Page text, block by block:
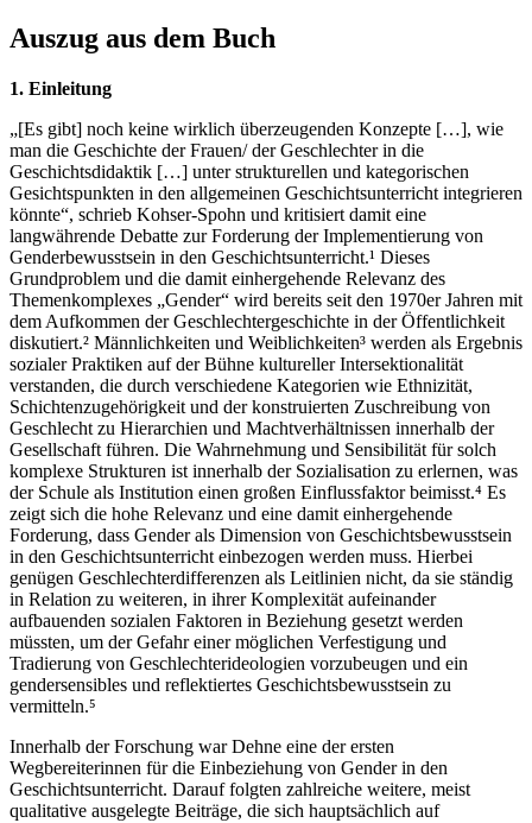
Auszug aus dem Buch
1. Einleitung
„[Es gibt] noch keine wirklich überzeugenden Konzepte […], wie
man die Geschichte der Frauen/ der Geschlechter in die
Geschichtsdidaktik […] unter strukturellen und kategorischen
Gesichtspunkten in den allgemeinen Geschichtsunterricht integrieren
könnte“, schrieb Kohser-Spohn und kritisiert damit eine
langwährende Debatte zur Forderung der Implementierung von
Genderbewusstsein in den Geschichtsunterricht.¹ Dieses
Grundproblem und die damit einhergehende Relevanz des
Themenkomplexes „Gender“ wird bereits seit den 1970er Jahren mit
dem Aufkommen der Geschlechtergeschichte in der Öffentlichkeit
diskutiert.² Männlichkeiten und Weiblichkeiten³ werden als Ergebnis
sozialer Praktiken auf der Bühne kultureller Intersektionalität
verstanden, die durch verschiedene Kategorien wie Ethnizität,
Schichtenzugehörigkeit und der konstruierten Zuschreibung von
Geschlecht zu Hierarchien und Machtverhältnissen innerhalb der
Gesellschaft führen. Die Wahrnehmung und Sensibilität für solch
komplexe Strukturen ist innerhalb der Sozialisation zu erlernen, was
der Schule als Institution einen großen Einflussfaktor beimisst.⁴ Es
zeigt sich die hohe Relevanz und eine damit einhergehende
Forderung, dass Gender als Dimension von Geschichtsbewusstsein
in den Geschichtsunterricht einbezogen werden muss. Hierbei
genügen Geschlechterdifferenzen als Leitlinien nicht, da sie ständig
in Relation zu weiteren, in ihrer Komplexität aufeinander
aufbauenden sozialen Faktoren in Beziehung gesetzt werden
müssten, um der Gefahr einer möglichen Verfestigung und
Tradierung von Geschlechterideologien vorzubeugen und ein
gendersensibles und reflektiertes Geschichtsbewusstsein zu
vermitteln.⁵
Innerhalb der Forschung war Dehne eine der ersten
Wegbereiterinnen für die Einbeziehung von Gender in den
Geschichtsunterricht. Darauf folgten zahlreiche weitere, meist
qualitative ausgelegte Beiträge, die sich hauptsächlich auf